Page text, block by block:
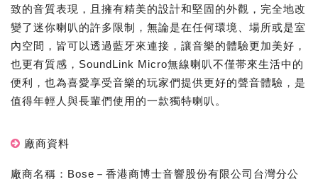
致的音質表現，且擁有精美的設計和堅固的外觀，完全地改
變了迷你喇叭的許多限制，無論是在任何環境、場所或是室
內空間，皆可以透過藍牙來連接，讓音樂的體驗更加美好，
也更有質感，SoundLink Micro無線喇叭不僅帯來生活中的
便利，也為喜愛享受音樂的玩家們提供更好的聲音體驗，是
值得年輕人與長輩們使用的一款獨特喇叭。
廠商資料
廠商名稱：Bose－香港商博士音響股份有限公司台灣分公